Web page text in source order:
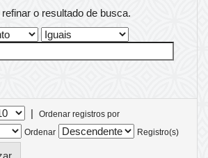
o resultado de busca.
|
Ordenar registros por
Ordenar
Registro(s)